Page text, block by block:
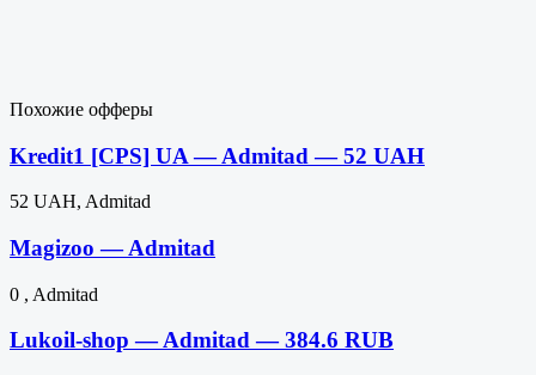
Похожие офферы
Kredit1 [CPS] UA — Admitad — 52 UAH
52 UAH, Admitad
Magizoo — Admitad
0 , Admitad
Lukoil-shop — Admitad — 384.6 RUB